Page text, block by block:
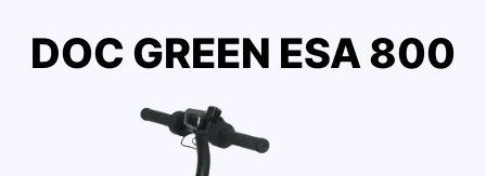
DOC GREEN ESA 800